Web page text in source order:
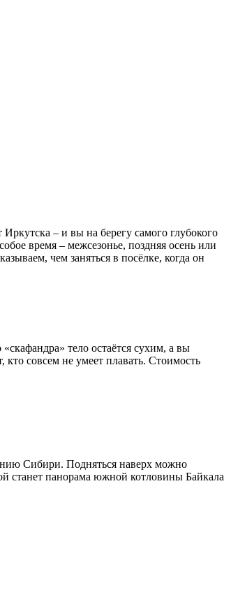
– и вы на берегу самого глубокого
время – межсезонье, поздняя осень или
чем заняться в посёлке, когда он
тело остаётся сухим, а вы
совсем не умеет плавать. Стоимость
Сибири. Подняться наверх можно
станет панорама южной котловины Байкала